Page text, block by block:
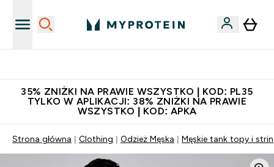
35% ZNIŻKI NA PRAWIE WSZYSTKO | KOD: PL35
TYLKO W APLIKACJI: 38% ZNIŻKI NA PRAWIE
WSZYSTKO | KOD: APKA
Strona główna Clothing Odzież Męska Męskie tank topy i